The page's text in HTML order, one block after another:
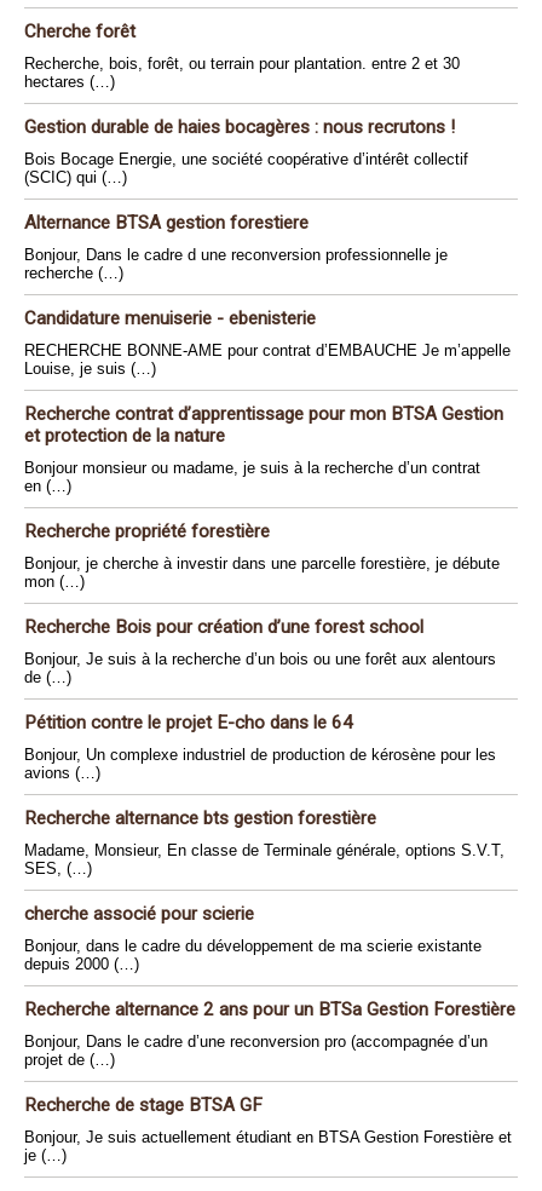
Cherche forêt
Recherche, bois, forêt, ou terrain pour plantation. entre 2 et 30
hectares (…)
Gestion durable de haies bocagères : nous recrutons !
Bois Bocage Energie, une société coopérative d’intérêt collectif
(SCIC) qui (…)
Alternance BTSA gestion forestiere
Bonjour, Dans le cadre d une reconversion professionnelle je
recherche (…)
Candidature menuiserie - ebenisterie
RECHERCHE BONNE-AME pour contrat d’EMBAUCHE Je m’appelle
Louise, je suis (…)
Recherche contrat d’apprentissage pour mon BTSA Gestion
et protection de la nature
Bonjour monsieur ou madame, je suis à la recherche d’un contrat
en (…)
Recherche propriété forestière
Bonjour, je cherche à investir dans une parcelle forestière, je débute
mon (…)
Recherche Bois pour création d’une forest school
Bonjour, Je suis à la recherche d’un bois ou une forêt aux alentours
de (…)
Pétition contre le projet E-cho dans le 64
Bonjour, Un complexe industriel de production de kérosène pour les
avions (…)
Recherche alternance bts gestion forestière
Madame, Monsieur, En classe de Terminale générale, options S.V.T,
SES, (…)
cherche associé pour scierie
Bonjour, dans le cadre du développement de ma scierie existante
depuis 2000 (…)
Recherche alternance 2 ans pour un BTSa Gestion Forestière
Bonjour, Dans le cadre d’une reconversion pro (accompagnée d’un
projet de (…)
Recherche de stage BTSA GF
Bonjour, Je suis actuellement étudiant en BTSA Gestion Forestière et
je (…)